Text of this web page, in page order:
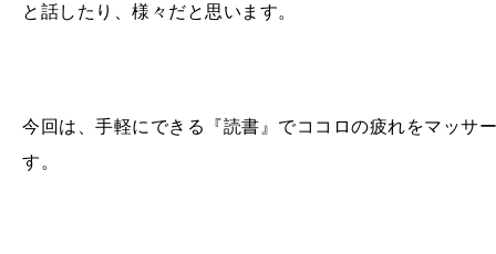
と話したり、様々だと思います。
今回は、手軽にできる『読書』でココロの疲れをマッサ
す。